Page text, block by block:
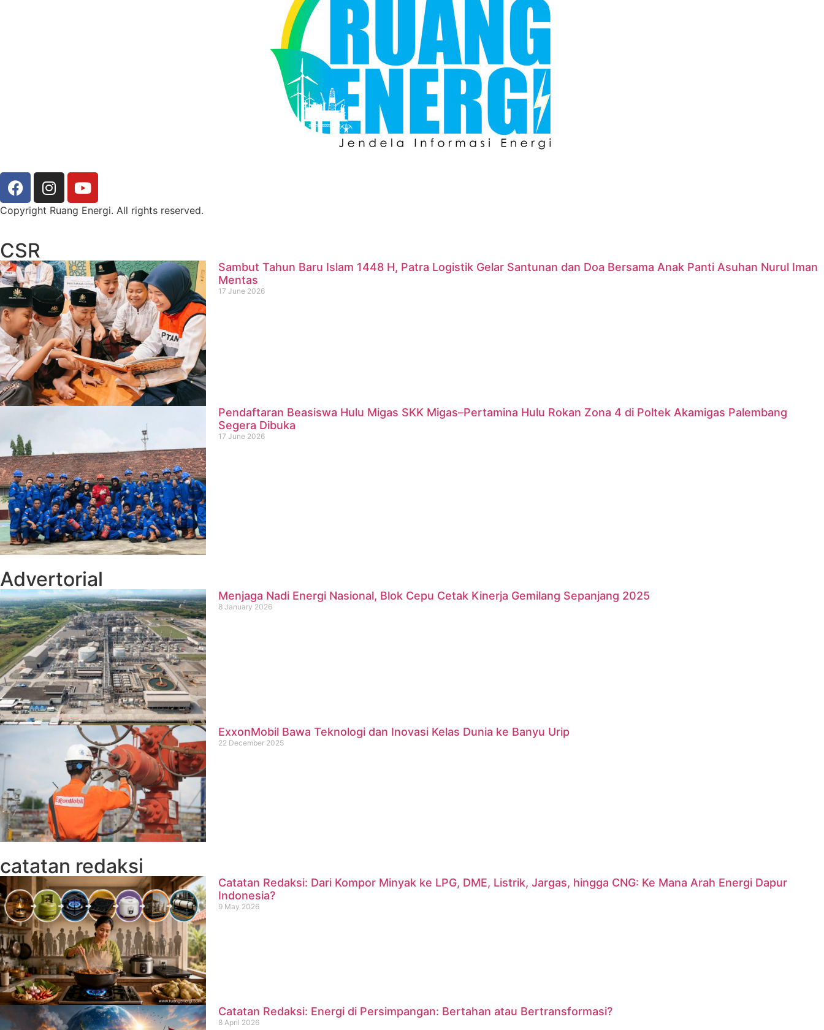
Copyright Ruang Energi. All rights reserved.
CSR
Sambut Tahun Baru Islam 1448 H, Patra Logistik Gelar Santunan dan Doa Bersama Anak Panti Asuhan Nurul Iman
Mentas
17 June 2026
Pendaftaran Beasiswa Hulu Migas SKK Migas–Pertamina Hulu Rokan Zona 4 di Poltek Akamigas Palembang
Segera Dibuka
17 June 2026
Advertorial
Menjaga Nadi Energi Nasional, Blok Cepu Cetak Kinerja Gemilang Sepanjang 2025
8 January 2026
ExxonMobil Bawa Teknologi dan Inovasi Kelas Dunia ke Banyu Urip
22 December 2025
catatan redaksi
Catatan Redaksi: Dari Kompor Minyak ke LPG, DME, Listrik, Jargas, hingga CNG: Ke Mana Arah Energi Dapur
Indonesia?
9 May 2026
Catatan Redaksi: Energi di Persimpangan: Bertahan atau Bertransformasi?
8 April 2026